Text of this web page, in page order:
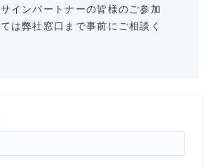
インパートナーの皆様のご参加
は弊社窓口まで事前にご相談く